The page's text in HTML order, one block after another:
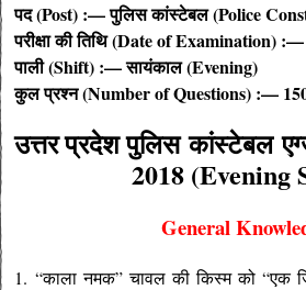
पद (Post) :— पुलिस कांस्टेबल (Police
परीक्षा की तिथि (Date of Examination)
पाली (Shift) :— सायंकाल (Evening)
कुल प्रश्न (Number of Questions) :—
उत्तर प्रदेश पुलिस कांस्टेबल
2018 (Evening
General
1. “काला नमक” चावल की किस्म को “एक